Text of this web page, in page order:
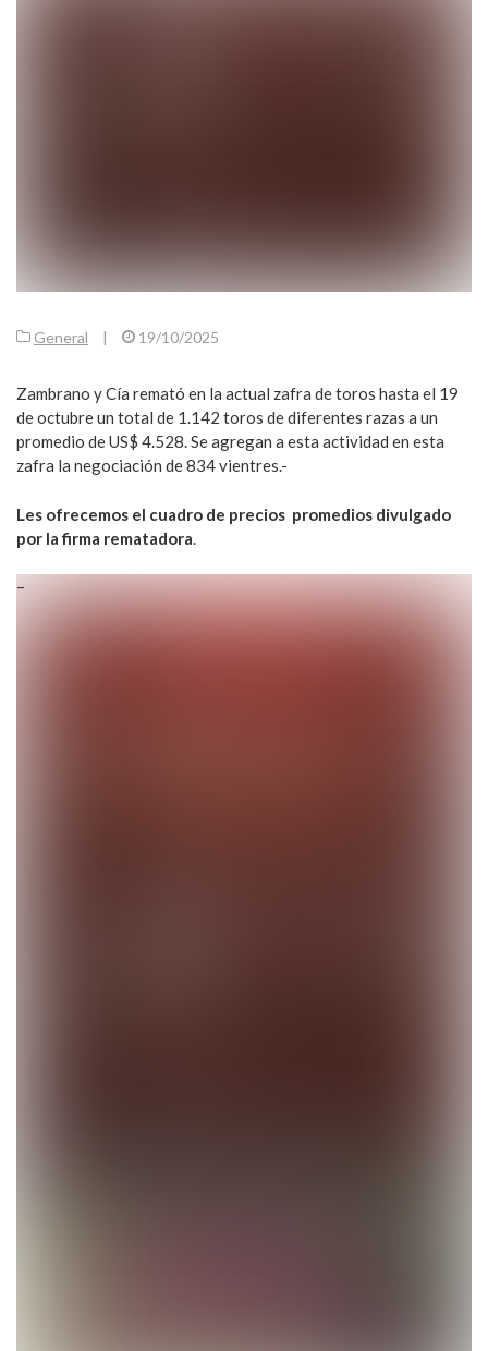
General | 19/10/2025
Zambrano y Cía remató en la actual zafra de toros hasta el 19
de octubre un total de 1.142 toros de diferentes razas a un
promedio de US$ 4.528. Se agregan a esta actividad en esta
zafra la negociación de 834 vientres.-
Les ofrecemos el cuadro de precios promedios divulgado
por la firma rematadora.
–